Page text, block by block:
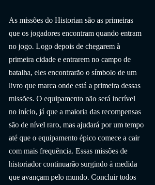
As missões do Historian são as primeiras
que os jogadores encontram quando entram
no jogo. Logo depois de chegarem à
primeira cidade e entrarem no campo de
batalha, eles encontrarão o símbolo de um
livro que marca onde está a primeira dessas
missões. O equipamento não será incrível
no início, já que a maioria das recompensas
são de nível raro, mas ajudará por um tempo
até que o equipamento épico comece a cair
com mais frequência. Essas missões de
historiador continuarão surgindo à medida
que avançam pelo mundo. Concluir todos